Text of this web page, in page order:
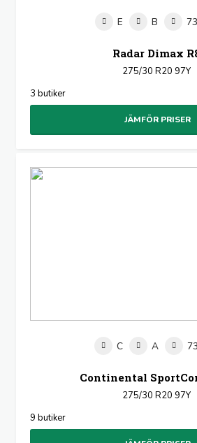
E B
Radar Dimax
275/30 R20 97Y
3 butiker
JÄMFÖR PRISER
C A
Continental
275/30 R20 97Y
9 butiker